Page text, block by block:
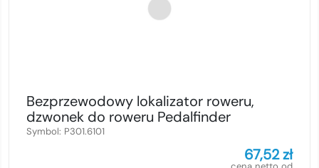
Bezprzewodowy lokalizator roweru,
dzwonek do roweru Pedalfinder
Symbol: P301.6101
67,52zł